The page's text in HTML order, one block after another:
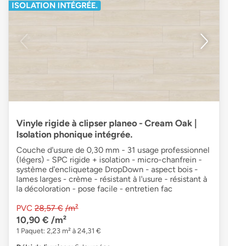
ISOLATION INTÉGRÉE.
Vinyle rigide à clipser planeo - Cream Oak |
Isolation phonique intégrée.
Couche d'usure de 0,30 mm - 31 usage professionnel
(légers) - SPC rigide + isolation - micro-chanfrein -
système d'encliquetage DropDown - aspect bois -
lames larges - crème - résistant à l'usure - résistant à
la décoloration - pose facile - entretien fac
PVC 28,57 € /m²
10,90 € /m²
1 Paquet: 2,23 m² à 24,31 €